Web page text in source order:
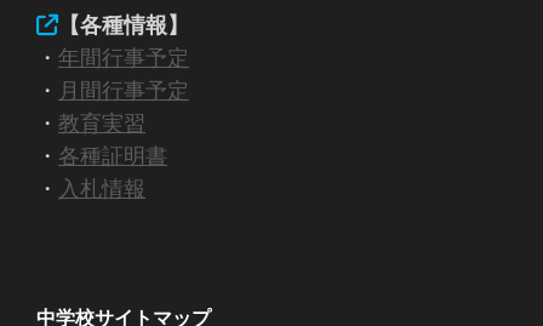
【各種情報】
・ 年間行事予定
・ 月間行事予定
・ 教育実習
・ 各種証明書
・ 入札情報
中学校サイトマップ